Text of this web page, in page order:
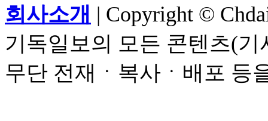
회사소개 | Copyright ©
기독일보의 모든 콘텐츠(
무단 전재ㆍ복사ㆍ배포 등